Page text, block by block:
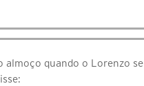
almoço quando o Lorenzo se